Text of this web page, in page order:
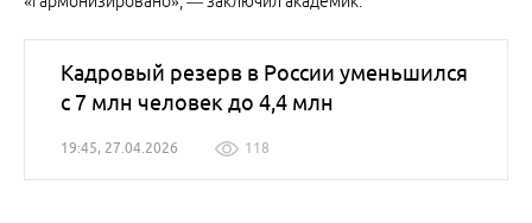
Кадровый резерв в России уменьшился
с 7 млн человек до 4,4 млн
19:45, 27.04.2026 118